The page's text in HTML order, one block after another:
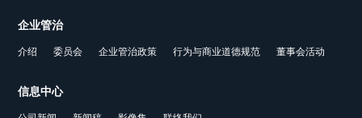
企业管治
介绍 委员会 企业管治政策 行为与商业道德规范 董事会活动
信息中心